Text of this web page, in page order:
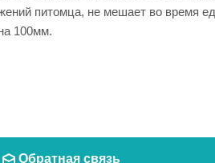
питомца, не мешает во
100мм.
Обратная связь